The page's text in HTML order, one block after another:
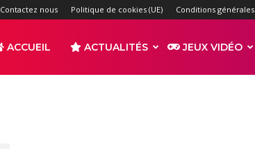
Contactez nous Politique de cookies (UE) Conditions générales
ACCUEIL ACTUALITÉS JEUX VIDÉO